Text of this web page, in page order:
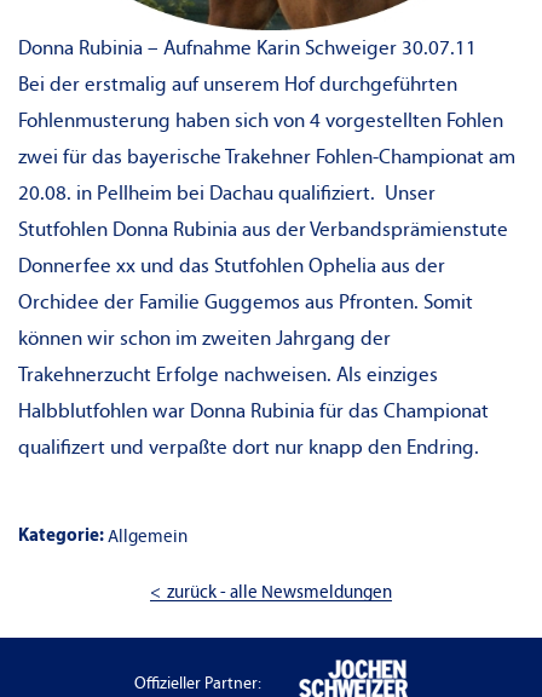
Donna Rubinia – Aufnahme Karin Schweiger 30.07.11
Bei der erstmalig auf unserem Hof durchgeführten
Fohlenmusterung haben sich von 4 vorgestellten Fohlen
zwei für das bayerische Trakehner Fohlen-Championat am
20.08. in Pellheim bei Dachau qualifiziert. Unser
Stutfohlen Donna Rubinia aus der Verbandsprämienstute
Donnerfee xx und das Stutfohlen Ophelia aus der
Orchidee der Familie Guggemos aus Pfronten. Somit
können wir schon im zweiten Jahrgang der
Trakehnerzucht Erfolge nachweisen. Als einziges
Halbblutfohlen war Donna Rubinia für das Championat
qualifizert und verpaßte dort nur knapp den Endring.
Kategorie:Allgemein
zurück - alle Newsmeldungen
Offizieller Partner: